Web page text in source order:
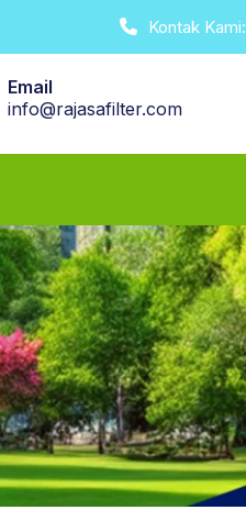
Kontak Kami:
Email
info@rajasafilter.com